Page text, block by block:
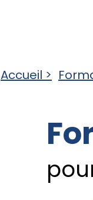
Accueil >